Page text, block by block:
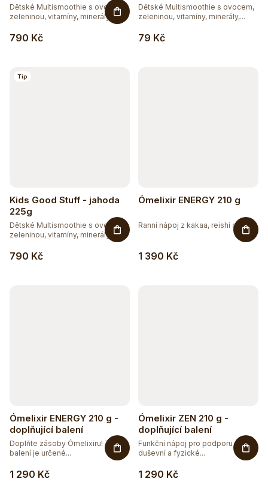
790 Kč
Dětské Multismoothie s ovocem,
zeleninou, vitamíny, minerály,...
79 Kč
Dětské Multismoothie s ovocem,
zeleninou, vitamíny, minerály,...
Tip
Kids Good Stuff - jahoda
225g
790 Kč
Dětské Multismoothie s ovocem,
zeleninou, vitamíny, minerály,...
Ómelixir ENERGY 210 g
1 390 Kč
Ranní nápoj z kakaa, reishi a...
Ómelixir ENERGY 210 g -
doplňující balení
1 290 Kč
Doplňte zásoby Ómelixiru! Toto
balení je určené...
Ómelixir ZEN 210 g -
doplňující balení
1 290 Kč
Funkční nápoj pro podporu
duševní a fyzické...